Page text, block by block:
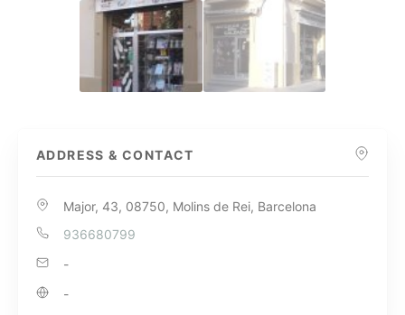
ADDRESS & CONTACT
Major, 43, 08750, Molins de Rei, Barcelona
936680799
-
-